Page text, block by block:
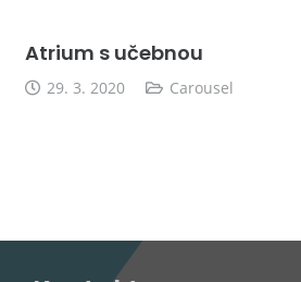
Atrium s učebnou
29. 3. 2020 Carousel